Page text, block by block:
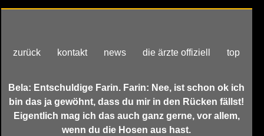
zurück kontakt news die ärzte offiziell top
Bela: Entschuldige Farin. Farin: Nee, ist schon ok ich
bin das ja gewöhnt, dass du mir in den Rücken fällst!
Eigentlich mag ich das auch ganz gerne, vor allem,
wenn du die Hosen aus hast.